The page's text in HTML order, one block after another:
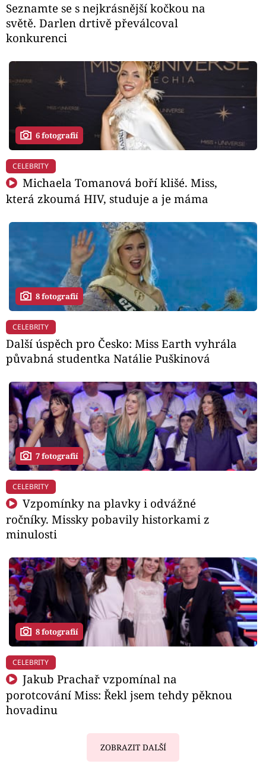
Seznamte se s nejkrásnější kočkou na
světě. Darlen drtivě převálcoval
konkurenci
6 fotografií
CELEBRITY
Michaela Tomanová boří klišé. Miss,
která zkoumá HIV, studuje a je máma
8 fotografií
CELEBRITY
Další úspěch pro Česko: Miss Earth vyhrála
půvabná studentka Natálie Puškinová
7 fotografií
CELEBRITY
Vzpomínky na plavky i odvážné
ročníky. Missky pobavily historkami z
minulosti
8 fotografií
CELEBRITY
Jakub Prachař vzpomínal na
porotcování Miss: Řekl jsem tehdy pěknou
hovadinu
ZOBRAZIT DALŠÍ